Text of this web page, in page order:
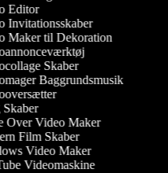
Editor
Invitationsskaber
Maker til Dekoration
Skaber
Baggrundsmusik
Over Video Maker
Film Skaber
Video Maker
Videomaskine